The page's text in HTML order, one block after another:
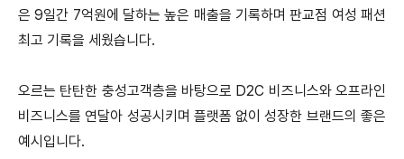
은 9일간 7억원에 달하는 높은 매출을 기록하며 판교점 여성 패션
최고 기록을 세웠습니다.
오르는 탄탄한 충성고객층을 바탕으로 D2C 비즈니스와 오프라인
비즈니스를 연달아 성공시키며 플랫폼 없이 성장한 브랜드의 좋은
예시입니다.